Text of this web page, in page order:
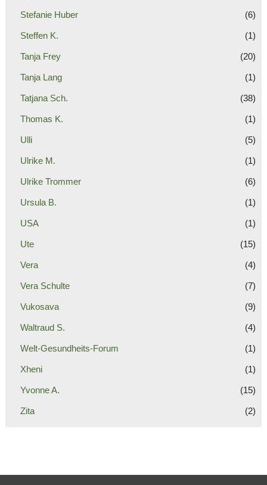
Stefanie Huber (6)
Steffen K. (1)
Tanja Frey (20)
Tanja Lang (1)
Tatjana Sch. (38)
Thomas K. (1)
Ulli (5)
Ulrike M. (1)
Ulrike Trommer (6)
Ursula B. (1)
USA (1)
Ute (15)
Vera (4)
Vera Schulte (7)
Vukosava (9)
Waltraud S. (4)
Welt-Gesundheits-Forum (1)
Xheni (1)
Yvonne A. (15)
Zita (2)